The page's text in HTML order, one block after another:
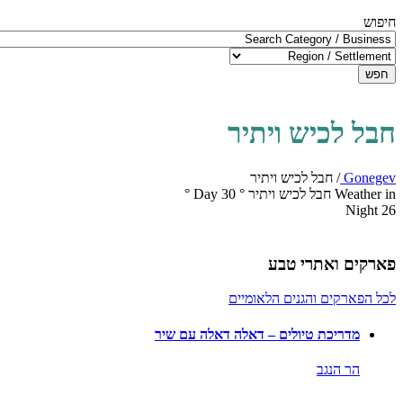
חיפוש
חפש
חבל לכיש ויתיר
Gonegev
/ חבל לכיש ויתיר
Weather in חבל לכיש ויתיר
°
30
Day
°
26
Night
פארקים ואתרי טבע
לכל הפארקים והגנים הלאומיים
מדריכת טיולים – דאלה דאלה עם שיר
הר הנגב